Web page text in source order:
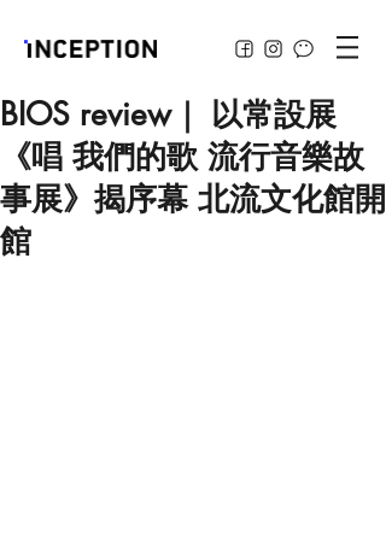
BIOS review｜ 以常設展
《唱 我們的歌 流行音樂故
事展》揭序幕 北流文化館開
館